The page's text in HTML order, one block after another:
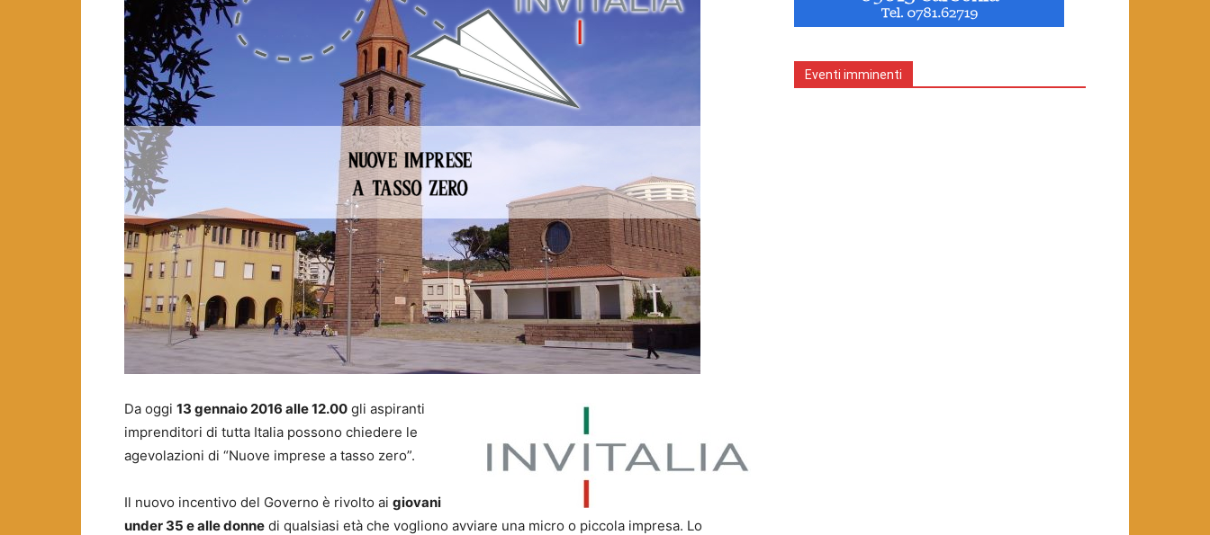
Da oggi 13 gennaio 2016 alle 12.00 gli aspiranti
imprenditori di tutta Italia possono chiedere le
agevolazioni di “Nuove imprese a tasso zero”.
Il nuovo incentivo del Governo è rivolto ai giovani
under 35 e alle donne di qualsiasi età che vogliono avviare una micro o piccola impresa. Lo
Eventi imminenti